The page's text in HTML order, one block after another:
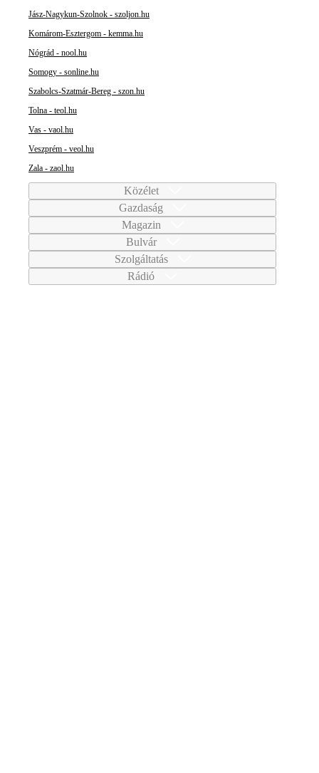
Jász-Nagykun-Szolnok - szoljon.hu
Komárom-Esztergom - kemma.hu
Nógrád - nool.hu
Somogy - sonline.hu
Szabolcs-Szatmár-Bereg - szon.hu
Tolna - teol.hu
Vas - vaol.hu
Veszprém - veol.hu
Zala - zaol.hu
Közélet
Gazdaság
Magazin
Bulvár
Szolgáltatás
Rádió